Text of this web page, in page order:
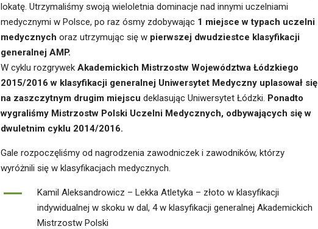
lokatę. Utrzymaliśmy swoją wieloletnia dominacje nad innymi uczelniami
medycznymi w Polsce, po raz ósmy zdobywając 1 miejsce w typach uczelni
medycznych oraz utrzymując się w pierwszej dwudziestce klasyfikacji
generalnej AMP.
W cyklu rozgrywek Akademickich Mistrzostw Województwa Łódzkiego
2015/2016 w klasyfikacji generalnej Uniwersytet Medyczny uplasował się
na zaszczytnym drugim miejscu deklasując Uniwersytet Łódzki. Ponadto
wygraliśmy Mistrzostw Polski Uczelni Medycznych, odbywających się w
dwuletnim cyklu 2014/2016.
Gale rozpoczęliśmy od nagrodzenia zawodniczek i zawodników, którzy
wyróżnili się w klasyfikacjach medycznych.
Kamil Aleksandrowicz – Lekka Atletyka – złoto w klasyfikacji
indywidualnej w skoku w dal, 4 w klasyfikacji generalnej Akademickich
Mistrzostw Polski